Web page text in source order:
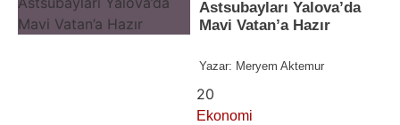
Astsubayları Yalova’da
Mavi Vatan’a Hazır
Yazar: Meryem Aktemur
20
Ekonomi